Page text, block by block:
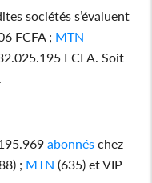
sociétés s’évaluent
FCFA ; MTN
FCFA. Soit
abonnés chez
; MTN (635) et VIP